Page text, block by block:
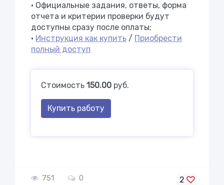
• Официальные задания, ответы, форма
отчета и критерии проверки будут
доступны сразу после оплаты;
• Инструкция как купить / Приобрести
полный доступ
Стоимость 150.00 руб.
Купить работу
751 0 2